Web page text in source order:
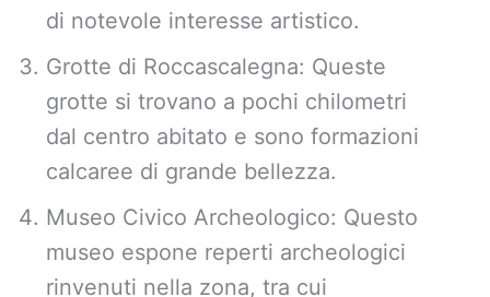
di notevole interesse artistico.
Grotte di Roccascalegna: Queste
grotte si trovano a pochi chilometri
dal centro abitato e sono formazioni
calcaree di grande bellezza.
Museo Civico Archeologico: Questo
museo espone reperti archeologici
rinvenuti nella zona, tra cui